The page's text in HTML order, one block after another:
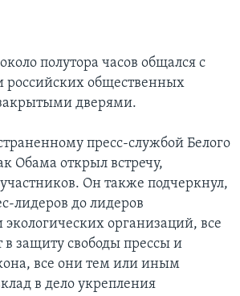
полутора часов общался с
российских общественных
дверями.
пресс-службой Белого
Обама открыл встречу,
Он также подчеркнул,
лидеров до лидеров
организаций, все
в защиту свободы прессы и
все они тем или иным
в дело укрепления